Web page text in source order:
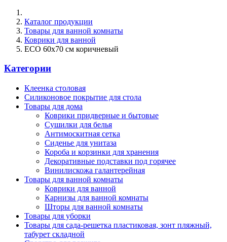
Каталог продукции
Товары для ванной комнаты
Коврики для ванной
ECO 60х70 см коричневый
Категории
Клеенка столовая
Силиконовое покрытие для стола
Товары для дома
Коврики придверные и бытовые
Сушилки для белья
Антимоскитная сетка
Сиденье для унитаза
Короба и корзинки для хранения
Декоративные подставки под горячее
Винилискожа галантерейная
Товары для ванной комнаты
Коврики для ванной
Карнизы для ванной комнаты
Шторы для ванной комнаты
Товары для уборки
Товары для сада-решетка пластиковая, зонт пляжный,
табурет складной